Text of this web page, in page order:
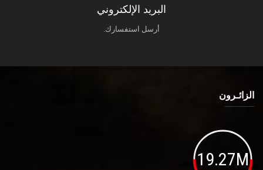
البريد الإلكتروني
أرسل استفسارك.
الزائـرون
19.27M